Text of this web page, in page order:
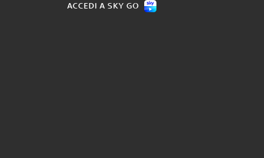
ACCEDI A SKY GO